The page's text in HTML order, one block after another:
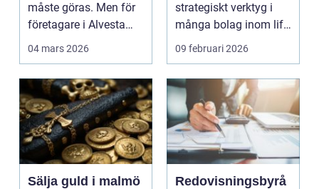
måste göras. Men för
företagare i Alvesta
kan en genomtänkt
04 mars 2026
strategiskt verktyg i
många bolag inom life
science. Nä...
09 februari 2026
Sälja guld i malmö
Redovisningsbyrå